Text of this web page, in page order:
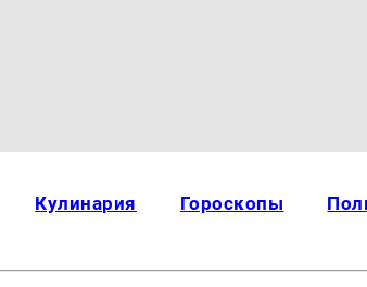
Кулинария Гороскопы